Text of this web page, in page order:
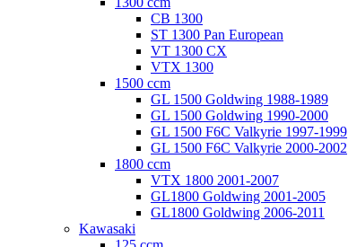
CB 1300
ST 1300 Pan European
VT 1300 CX
VTX 1300
1500 ccm
GL 1500 Goldwing 1988-1989
GL 1500 Goldwing 1990-2000
GL 1500 F6C Valkyrie 1997-1999
GL 1500 F6C Valkyrie 2000-2002
1800 ccm
VTX 1800 2001-2007
GL1800 Goldwing 2001-2005
GL1800 Goldwing 2006-2011
Kawasaki